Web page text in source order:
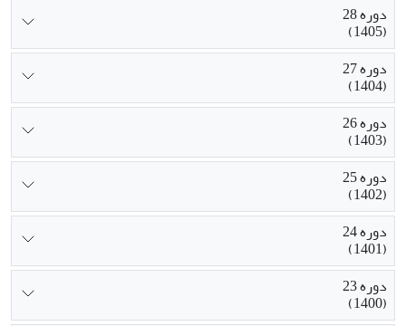
دوره 28
(1405)
دوره 27
(1404)
دوره 26
(1403)
دوره 25
(1402)
دوره 24
(1401)
دوره 23
(1400)